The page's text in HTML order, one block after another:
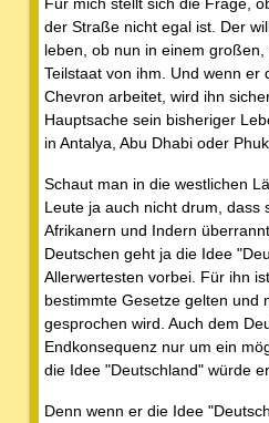
der Straße nicht egal ist. Der
leben, ob nun in einem
Teilstaat von ihm. Und wenn er
Chevron arbeitet, wird ihn
Hauptsache sein bisheriger
in Antalya, Abu Dhabi oder
Schaut man in die westlichen
Leute ja auch nicht drum, dass
Afrikanern und Indern
Deutschen geht ja die Idee
Allerwertesten vorbei. Für ihn
bestimmte Gesetze gelten und
gesprochen wird. Auch dem
Endkonsequenz nur um ein
die Idee "Deutschland" würde
Denn wenn er die Idee